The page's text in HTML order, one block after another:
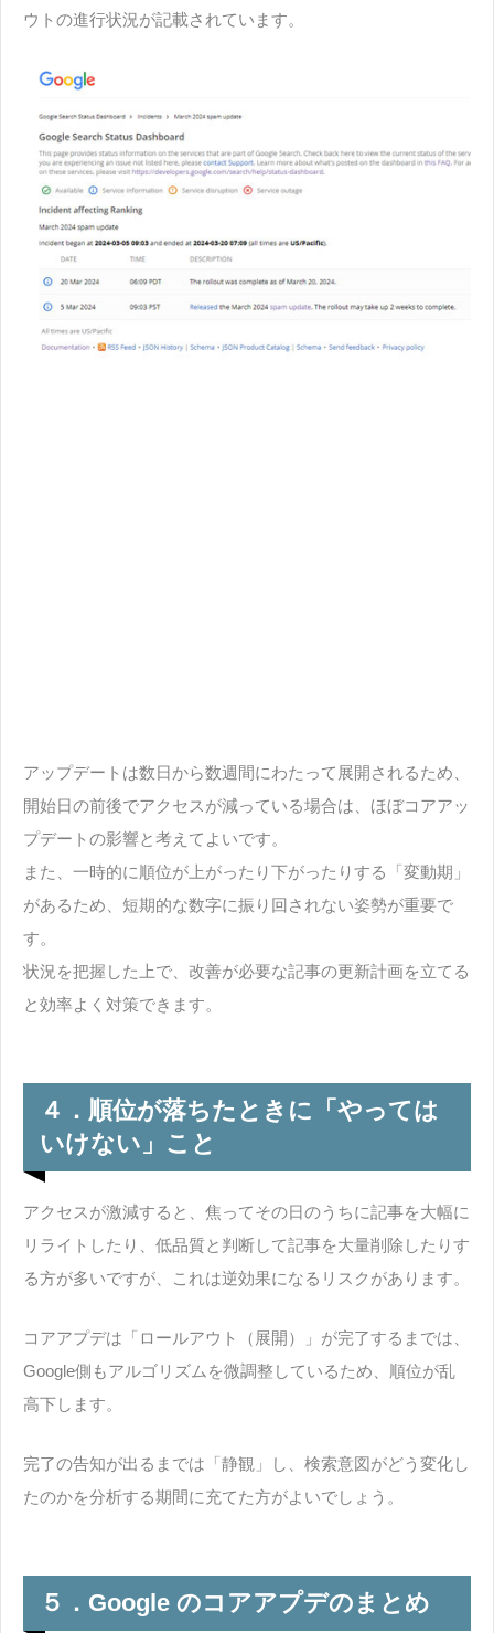
ウトの進行状況が記載されています。
アップデートは数日から数週間にわたって展開されるため、
開始日の前後でアクセスが減っている場合は、ほぼコアアッ
プデートの影響と考えてよいです。
また、一時的に順位が上がったり下がったりする「変動期」
があるため、短期的な数字に振り回されない姿勢が重要で
す。
状況を把握した上で、改善が必要な記事の更新計画を立てる
と効率よく対策できます。
４．順位が落ちたときに「やっては
いけない」こと
アクセスが激減すると、焦ってその日のうちに記事を大幅に
リライトしたり、低品質と判断して記事を大量削除したりす
る方が多いですが、これは逆効果になるリスクがあります。
コアアプデは「ロールアウト（展開）」が完了するまでは、
Google側もアルゴリズムを微調整しているため、順位が乱
高下します。
完了の告知が出るまでは「静観」し、検索意図がどう変化し
たのかを分析する期間に充てた方がよいでしょう。
５．Google のコアアプデのまとめ